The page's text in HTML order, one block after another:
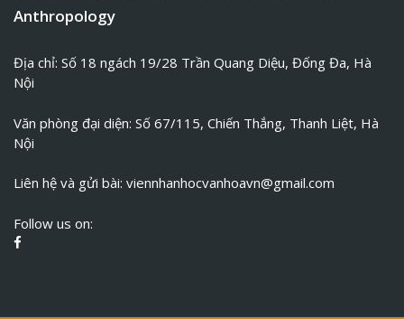
Anthropology
Địa chỉ: Số 18 ngách 19/28 Trần Quang Diệu, Đống Đa, Hà
Nội
Văn phòng đại diện: Số 67/115, Chiến Thắng, Thanh Liệt, Hà
Nội
Liên hệ và gửi bài: viennhanhocvanhoavn@gmail.com
Follow us on: